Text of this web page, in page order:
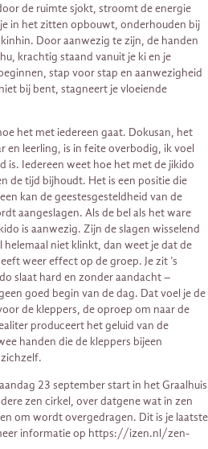
de ruimte sjokt, stroomt de energie
in het zitten opbouwt, onderhouden bij
Door aanwezig te zijn, de handen
krachtig staand vanuit je ki en je
stap voor stap en aanwezigheid
bij bent, stagneert je vloeiende
het met iedereen gaat. Dokusan, het
en leerling, is in feite overbodig, ik voel
is. Iedereen weet hoe het met de jikido
de tijd bijhoudt. Het is een positie die
kan de geestesgesteldheid van de
aangeslagen. Als de bel als het ware
is aanwezig. Zijn de slagen wisselend
niet klinkt, dan weet je dat de
weer effect op de groep. Je zit ’s
slaat hard en zonder aandacht –
goed begin van de dag. Dat voel je de
de kleppers, de oproep om naar de
produceert het geluid van de
handen die de kleppers bijeen
23 september start in het Graalhuis
zen cirkel, over datgene wat in zen
om wordt overgedragen. Dit is je laatste
informatie op https://izen.nl/zen-